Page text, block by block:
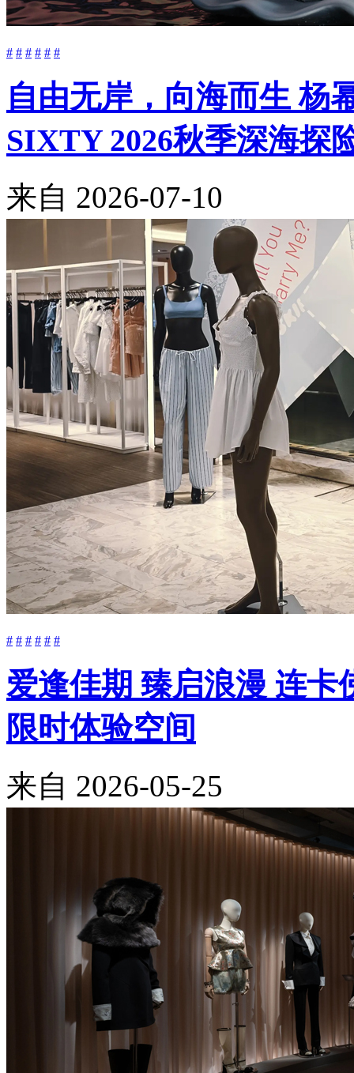
# # # # # #
自由无岸，向海而生 杨
SIXTY 2026秋季深海探
来自 2026-07-10
# # # # # #
爱逢佳期 臻启浪漫 连卡
限时体验空间
来自 2026-05-25